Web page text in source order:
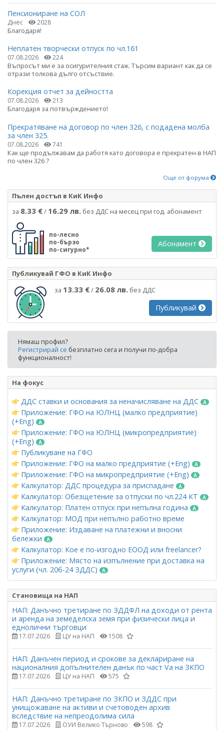
Пенсиониране на СОЛ
Днес 2028
Благодаря!
Неплатен творчески отпуск по чл.161
07.08.2026 224
Въпросът ми е за осигурителния стаж. Търсим вариант как да се
отрази толкова дълго отсъствие.
Корекция отчет за дейността
07.08.2026 213
Благодаря за потвърждението!
Прекратяване на договор по член 326, с подадена молба
за член 325.
07.08.2026 741
Как ще продължавам да работя като договора е прекратен в НАП
по член 326 ?
Още от форума
Пълен достъп в КиК Инфо
за 8.33 €/ 16.29 лв. без ДДС на месец при год. абонамент
по-лесно
по-бързо
по-сигурно*
Абонамент
Публикувай ГФО в КиК Инфо
за 13.33 €/ 26.08 лв. без ДДС
Публикувай
Нямаш профил?
Регистрирай се безплатно сега и получи по-добра
функционалност!
На фокус
ДДС ставки и основания за неначисляване на ДДС
Приложение: ГФО на ЮЛНЦ (малко предприятие)
(+Eng)
Приложение: ГФО на ЮЛНЦ (микропредприятие)
(+Eng)
Публикуване на ГФО
Приложение: ГФО на малко предприятие (+Eng)
Приложение: ГФО на микропредприятие (+Eng)
Калкулатор: ДДС процедура за приспадане
Калкулатор: Обезщетение за отпуски по чл.224 КТ
Калкулатор: Платен отпуск при непълна година
Калкулатор: МОД при непълно работно време
Приложение: Издаване на платежни и вносни
бележки
Калкулатор: Кое е по-изгодно ЕООД или freelancer?
Приложение: Място на изпълнение при доставка на
услуги (чл. 20б-24 ЗДДС)
Становища на НАП
НАП: Данъчно третиране по ЗДДФЛ на доходи от рента
и аренда на земеделска земя при физически лица и
еднолични търговци
17.07.2026 ЦУ на НАП 1508
НАП: Данъчен период и срокове за деклариране на
националния допълнителен данък по част Vа на ЗКПО
17.07.2026 ЦУ на НАП 575
НАП: Данъчно третиране по ЗКПО и ЗДДС при
унищожаване на активи и счетоводен архив
вследствие на непреодолима сила
17.07.2026 ОУИ Велико Търново 598